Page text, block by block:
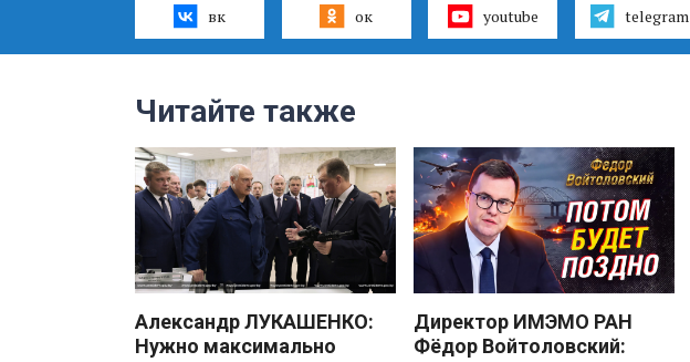
вк ок youtube telegram
Читайте также
Александр ЛУКАШЕНКО:
Нужно максимально
Директор ИМЭМО РАН
Фёдор Войтоловский: